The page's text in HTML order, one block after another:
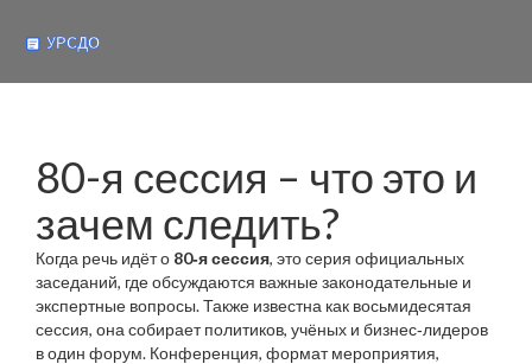
80-я сессия – что это и
зачем следить?
Когда речь идёт о 80‑я сессия, это серия официальных
заседаний, где обсуждаются важные законодательные и
экспертные вопросы. Также известна как восьмидесятая
сессия, она собирает политиков, учёных и бизнес‑лидеров
в один форум. Конференция, формат мероприятия,